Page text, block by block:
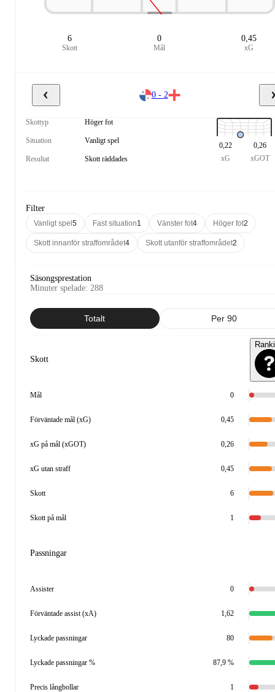
6
Skott
0
Mål
0,45
xG
0 - 2
Skottyp Höger fot
Situation Vanligt spel
Resultat Skott räddades
0,22
xG
0,26
xGOT
Filter
Vanligt spel 5 Fast situation1 Vänster fot4 Höger fot2
Skott innanför straffområdet4 Skott utanför straffområdet2
Säsongsprestation
Minuter spelade: 288
Totalt Per 90
Skott
Mål 0
Förväntade mål (xG) 0,45
xG på mål (xGOT) 0,26
xG utan straff 0,45
Skott 6
Skott på mål 1
Passningar
Assister 0
Förväntade assist (xA) 1,62
Lyckade passningar 80
Lyckade passningar % 87,9 %
Precis långbollar 1